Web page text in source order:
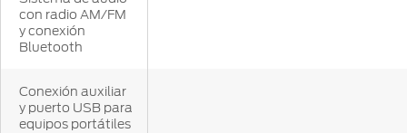
con radio AM/FM
y conexión
Bluetooth
Conexión auxiliar
y puerto USB para
equipos portátiles